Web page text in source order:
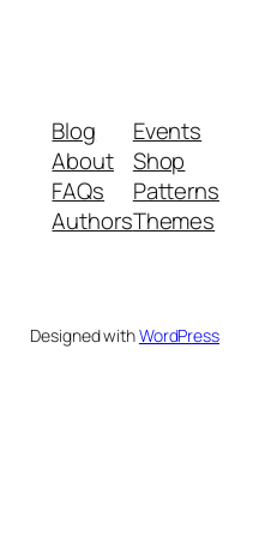
Blog
About
FAQs
Authors
Events
Shop
Patterns
Themes
Designed withWordPress